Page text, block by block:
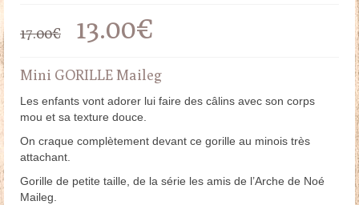
17.00€
Le
prix
initial
était :
13.00€
actuel
est :
Mini GORILLE Maileg
Les enfants vont adorer lui faire des câlins avec son corps
mou et sa texture douce.
On craque complètement devant ce gorille au minois très
attachant.
Gorille de petite taille, de la série les amis de l’Arche de Noé
Maileg.